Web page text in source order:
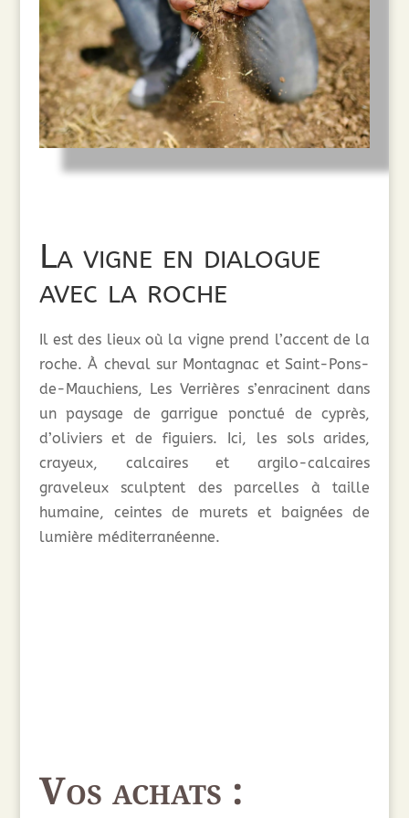
La vigne en dialogue
avec la roche
Il est des lieux où la vigne prend l’accent de la
roche. À cheval sur Montagnac et Saint-Pons-
de-Mauchiens, Les Verrières s’enracinent dans
un paysage de garrigue ponctué de cyprès,
d’oliviers et de figuiers. Ici, les sols arides,
crayeux, calcaires et argilo-calcaires
graveleux sculptent des parcelles à taille
humaine, ceintes de murets et baignées de
lumière méditerranéenne.
Vos achats :